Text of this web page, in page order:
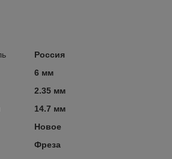
Россия
6 мм
2.35 мм
14.7 мм
Новое
Фреза